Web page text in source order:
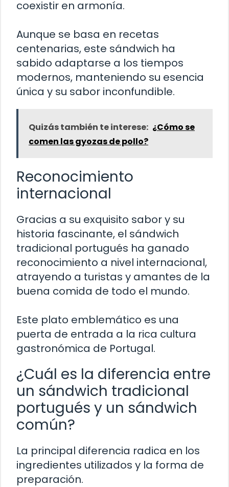
coexistir en armonía.
Aunque se basa en recetas
centenarias, este sándwich ha
sabido adaptarse a los tiempos
modernos, manteniendo su esencia
única y su sabor inconfundible.
Quizás también te interese: ¿Cómo se
comen las gyozas de pollo?
Reconocimiento
internacional
Gracias a su exquisito sabor y su
historia fascinante, el sándwich
tradicional portugués ha ganado
reconocimiento a nivel internacional,
atrayendo a turistas y amantes de la
buena comida de todo el mundo.
Este plato emblemático es una
puerta de entrada a la rica cultura
gastronómica de Portugal.
¿Cuál es la diferencia entre
un sándwich tradicional
portugués y un sándwich
común?
La principal diferencia radica en los
ingredientes utilizados y la forma de
preparación.